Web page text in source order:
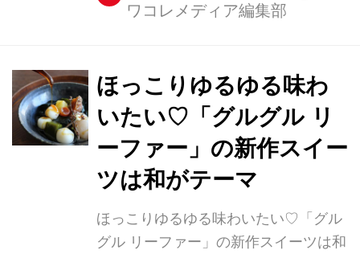
・京都伊勢丹限定のメニュー 伊勢丹店
んだプレートと、ひんやり冷たい冷煎
茶のセット。 ふわふわの黒糖クリーム
や、パリッとした抹茶あられが味と食
感に変化をそえた一品です。 プレート
に美しく盛り付けられた「清涼」は、
見た目も涼しげかつ上品で、インスタ
ジェニック♡ 夏の京都を訪れた際は、
ぜひ味わいたいスイーツです。 ・ショ
ワコレメディア編集部
ほっこりゆるゆる味わ
いたい♡「グルグル リ
ーファー」の新作スイー
ツは和がテーマ
ほっこりゆるゆる味わいたい♡「グル
グル リーファー」の新作スイーツは和